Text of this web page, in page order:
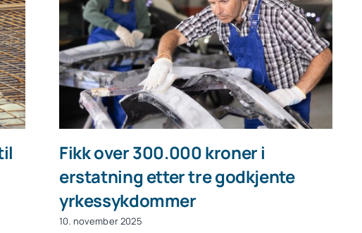
Fikk over 300.000 kroner i
erstatning etter tre godkjente
yrkessykdommer
10. november 2025